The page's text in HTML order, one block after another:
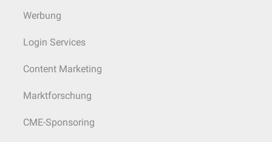
Werbung
Login Services
Content Marketing
Marktforschung
CME-Sponsoring